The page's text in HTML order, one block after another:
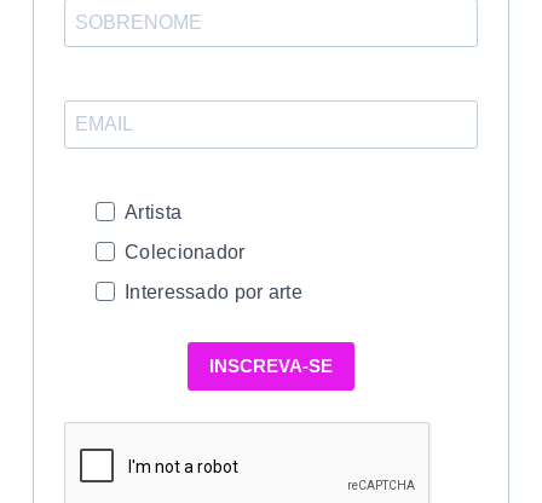
Artista
Colecionador
Interessado por arte
INSCREVA-SE